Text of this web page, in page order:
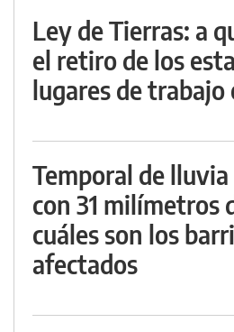
Ley de Tierras: a
el retiro de los
lugares de trabajo
Temporal de
con 31 milímetros
cuáles son los
afectados